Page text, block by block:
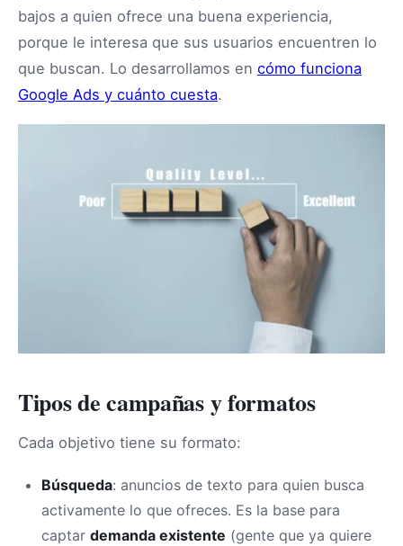
bajos a quien ofrece una buena experiencia,
porque le interesa que sus usuarios encuentren lo
que buscan. Lo desarrollamos en cómo funciona
Google Ads y cuánto cuesta.
Tipos de campañas y formatos
Cada objetivo tiene su formato:
Búsqueda: anuncios de texto para quien busca
activamente lo que ofreces. Es la base para
captar demanda existente (gente que ya quiere